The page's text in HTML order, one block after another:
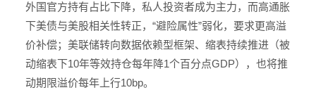
外国官方持有占比下降，私人投资者成为主力，而高通胀
下美债与美股相关性转正，“避险属性”弱化，要求更高溢
价补偿；美联储转向数据依赖型框架、缩表持续推进（被
动缩表下10年等效持仓每年降1个百分点GDP），也将推
动期限溢价每年上行10bp。